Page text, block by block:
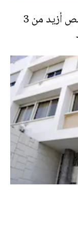
قانون المالية 2023.. الحكومة تخصص أزيد من 3